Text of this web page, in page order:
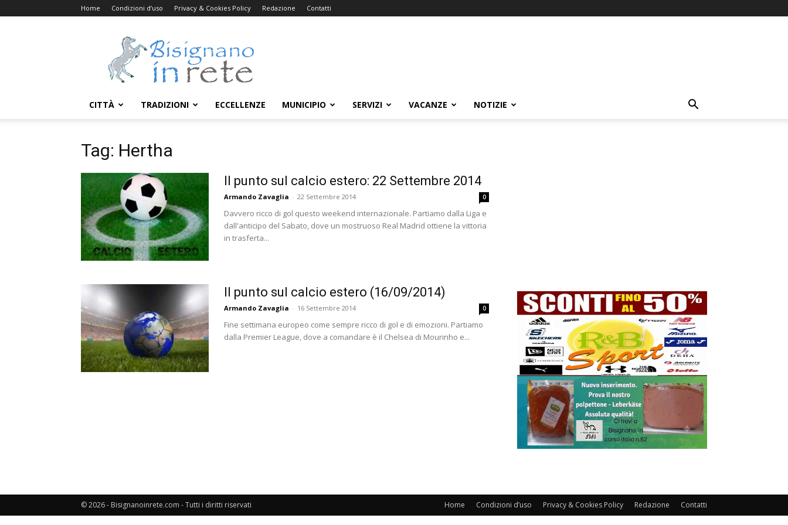
Home Condizioni d’uso Privacy & Cookies Policy Redazione Contatti
Bisignanoinrete.com
CITTÀ TRADIZIONI ECCELLENZE MUNICIPIO SERVIZI VACANZE NOTIZIE
Tag: Hertha
Il punto sul calcio estero: 22 Settembre 2014
Armando Zavaglia - 22 Settembre 2014 0
Davvero ricco di gol questo weekend internazionale. Partiamo dalla Liga e
dall'anticipo del Sabato, dove un mostruoso Real Madrid ottiene la vittoria
in trasferta...
Il punto sul calcio estero (16/09/2014)
Armando Zavaglia - 16 Settembre 2014 0
Fine settimana europeo come sempre ricco di gol e di emozioni. Partiamo
dalla Premier League, dove a comandare è il Chelsea di Mourinho e...
Home Condizioni d’uso Privacy & Cookies Policy Redazione Contatti
© 2026 - Bisignanoinrete.com - Tutti i diritti riservati